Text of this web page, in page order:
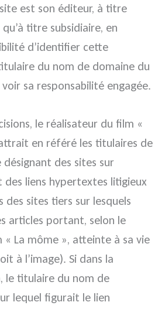
est son éditeur, à titre
titre subsidiaire, en
d’identifier cette
du nom de domaine du
sa responsabilité engagée.
le réalisateur du film «
en référé les titulaires de
des sites sur
des liens hypertextes litigieux
des sites tiers sur lesquels
articles portant, selon le
La môme », atteinte à sa vie
à l’image). Si dans la
le titulaire du nom de
lequel figurait le lien